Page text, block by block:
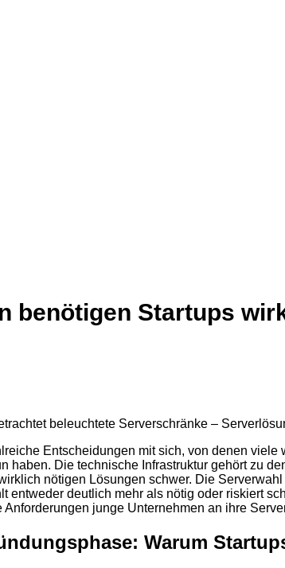
benötigen Startups
Entscheidungen mit sich, von denen
haben. Die technische Infrastruktur gehört zu
nötigen Lösungen schwer. Die
entweder deutlich mehr als nötig oder riskiert
junge Unternehmen an ihre
Warum